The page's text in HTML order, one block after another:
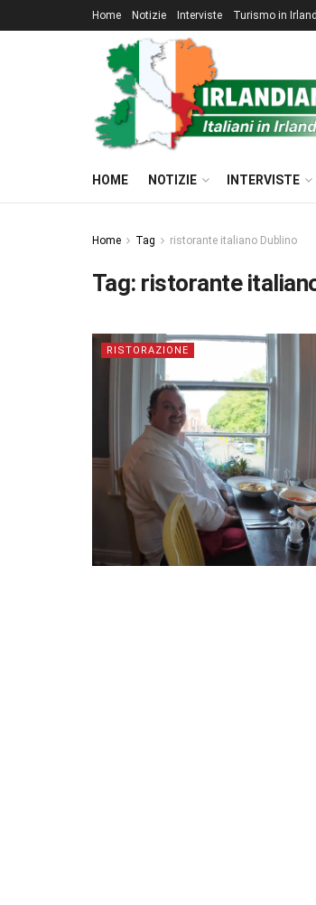
Home Notizie Interviste Turismo in
HOME NOTIZIE INTERVISTE
Home Tag ristorante italiano Dublino
Tag: ristorante
RISTORAZIONE